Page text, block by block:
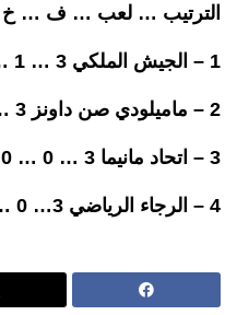
الترتيب … لعب … ف
1 – الجيش الملكي 3 … 1 … 0 … 2 … 5
2 – ماميلودي صن داونز 3 … 1 … 0 … 2 … 5
3 – اتحاد مانيما 3 … 0 … 0 … 3 … 3
4 – الرجاء الرياضي 3… 0 … 2 … 1 … 1